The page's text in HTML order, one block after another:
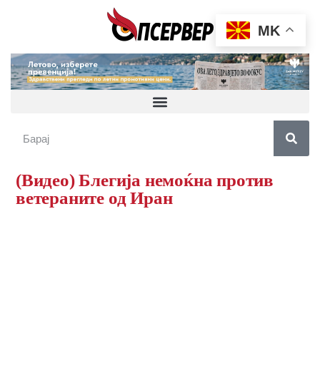
(Видео) Блегија немоќна против
ветераните од Иран
MK